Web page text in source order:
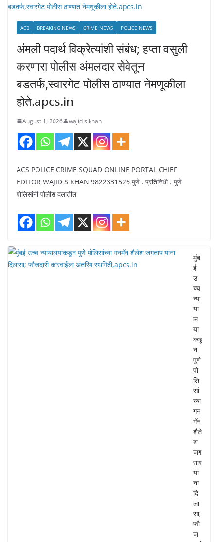
ACB BREAKING NEWS CRIME NEWS POLICE NEWS
अंमली पदार्थ विक्रेत्यांशी संबंध; हप्ता वसुली
करणारा पोलीस अंमलदार सेवेतून
बडतर्फ,स्वारगेट पोलीस ठाण्यात नेमणूकीला
होते.apcs.in
August 1, 2026 wajid s khan
ACS POLICE CRIME SQUAD ONLINE PORTAL CHIEF
EDITOR WAJID S KHAN 9822331526 पुणे : प्रतिनिधी : पुणे
पोलिसांनी पोलीस दलातील
मुंब
ई
उ
च्च
न्या
या
ल
या
कडू
न
पुणे
पो
लि
सां
च्या
गन
मॅन
शैले
श
जग
ताप
यां
ना
दि
ला
सा;
फौ
ज